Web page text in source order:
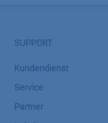
SUPPORT
Kundendienst
Service
Partner